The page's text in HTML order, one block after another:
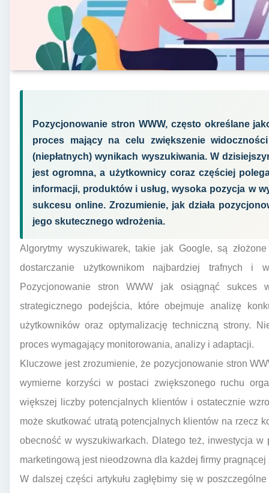
Pozycjonowanie stron WWW, często określane
proces mający na celu zwiększenie
(niepłatnych) wynikach wyszukiwania. W
jest ogromna, a użytkownicy coraz częściej
informacji, produktów i usług, wysoka pozycja w
sukcesu online. Zrozumienie, jak działa
jego skutecznego wdrożenia.
Algorytmy wyszukiwarek, takie jak Google, są
dostarczanie użytkownikom najbardziej trafnych i
Pozycjonowanie stron WWW jak osiągnąć sukces
strategicznego podejścia, które obejmuje analizę
użytkowników oraz optymalizację techniczną strony.
proces wymagający monitorowania, analizy i adaptacji.
Kluczowe jest zrozumienie, że pozycjonowanie stron
wymierne korzyści w postaci zwiększonego ruchu
większej liczby potencjalnych klientów i ostatecznie
może skutkować utratą potencjalnych klientów na rzecz
obecność w wyszukiwarkach. Dlatego też, inwestycja
marketingową jest nieodzowna dla każdej firmy
W dalszej części artykułu zagłębimy się w